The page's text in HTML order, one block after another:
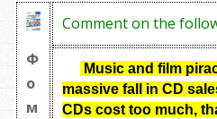
Ф
о
м
Comment on the
Music and film
massive fall in CD
CDs cost too much,